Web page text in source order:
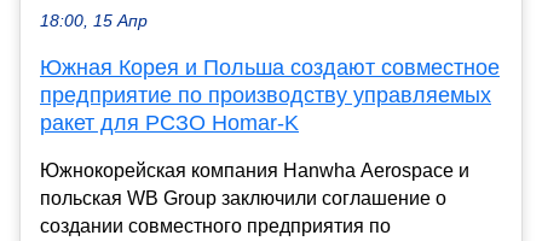
18:00, 15 Апр
Южная Корея и Польша создают совместное
предприятие по производству управляемых
ракет для РСЗО Homar-K
Южнокорейская компания Hanwha Aerospace и
польская WB Group заключили соглашение о
создании совместного предприятия по